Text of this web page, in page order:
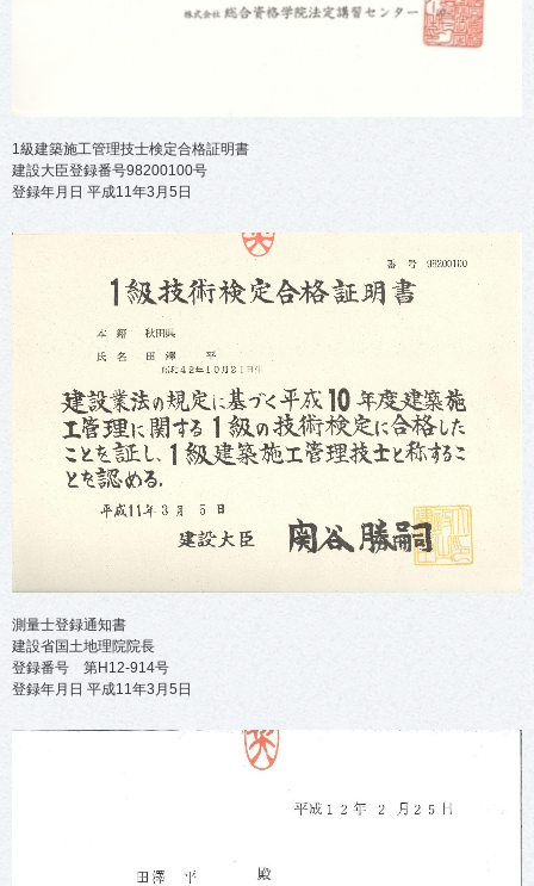
1級建築施工管理技士検定合格証明書
建設大臣登録番号98200100号
登録年月日 平成11年3月5日
測量士登録通知書
建設省国土地理院院長
登録番号 第H12-914号
登録年月日 平成11年3月5日